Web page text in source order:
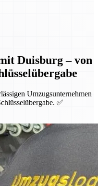
Duisburg – von
Umzugsunternehmen
✅